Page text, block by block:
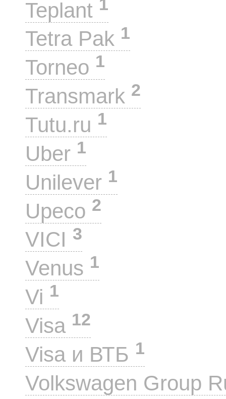
Teplant 1
Tetra Pak 1
Torneo 1
Transmark 2
Tutu.ru 1
Uber 1
Unilever 1
Upeco 2
VICI 3
Venus 1
Vi 1
Visa 12
Visa и ВТБ 1
Volkswagen Group